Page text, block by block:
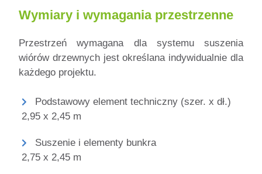
Wymiary i wymagania przestrzenne
Przestrzeń wymagana dla systemu suszenia
wiórów drzewnych jest określana indywidualnie dla
każdego projektu.
Podstawowy element techniczny (szer. x dł.)
2,95 x 2,45 m
Suszenie i elementy bunkra
2,75 x 2,45 m